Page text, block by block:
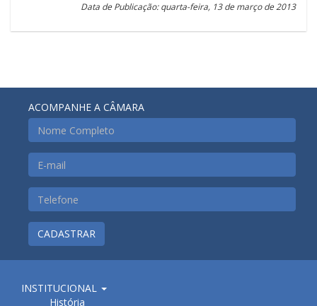
Data de Publicação: quarta-feira, 13 de março de 2013
ACOMPANHE A CÂMARA
CADASTRAR
INSTITUCIONAL
História